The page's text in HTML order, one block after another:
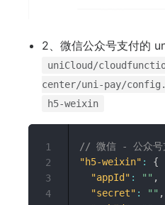
2、微信公众号支付的
uniCloud/
center/uni-pay/
h5-weixin
// 微信 - 公众号支
"h5-weixin" :
{
"appId" : "" ,
"secret" : "" ,
1
2
3
4